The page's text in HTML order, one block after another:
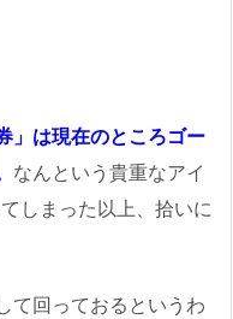
」は現在のところゴー
なんという貴重なアイ
しまった以上、拾いに
て回っておるというわ